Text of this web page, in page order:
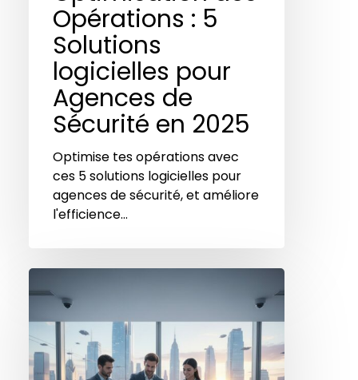
Opérations : 5
Solutions
logicielles pour
Agences de
Sécurité en 2025
Optimise tes opérations avec
ces 5 solutions logicielles pour
agences de sécurité, et améliore
l'efficience…
Optimisation
des
Opérations
5
Solutions